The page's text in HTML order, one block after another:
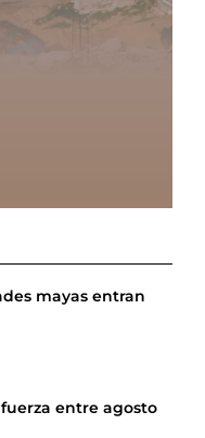
mayas entran
entre agosto